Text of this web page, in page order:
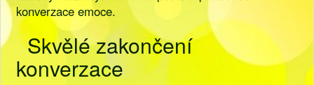
konverzace emoce.
Skvělé zakončení
konverzace